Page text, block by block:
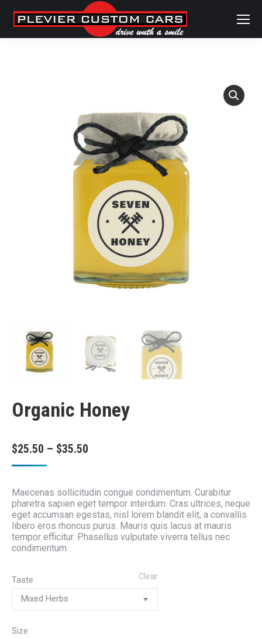
Organic Honey
$25.50 – $35.50
Maecenas sollicitudin congue condimentum. Curabitur
pharetra sapien eget tempor interdum. Cras ultrices, neque
eget accumsan egestas, nisl lorem blandit elit, a convallis
libero eros rhoncus purus. Mauris quis lacus at mauris
tempor efficitur. Phasellus vulputate viverra tellus nec
condimentum.
Taste
Size
Clear